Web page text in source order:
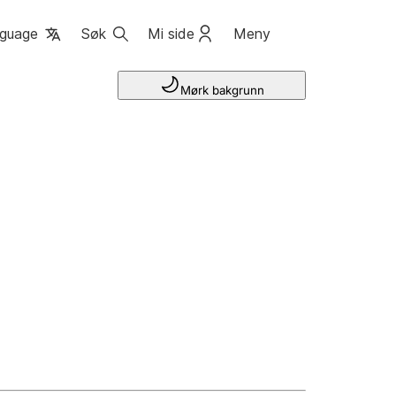
Søk Mi side Meny
Mørk bakgrunn